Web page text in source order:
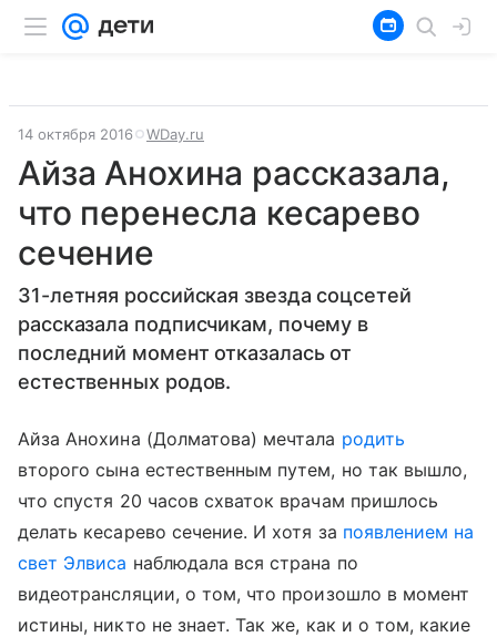
14 октября 2016 WDay.ru
Айза Анохина рассказала,
что перенесла кесарево
сечение
31-летняя российская звезда соцсетей
рассказала подписчикам, почему в
последний момент отказалась от
естественных родов.
Айза Анохина (Долматова) мечтала родить
второго сына естественным путем, но так вышло,
что спустя 20 часов схваток врачам пришлось
делать кесарево сечение. И хотя за появлением на
свет Элвиса наблюдала вся страна по
видеотрансляции, о том, что произошло в момент
истины, никто не знает. Так же, как и о том, какие